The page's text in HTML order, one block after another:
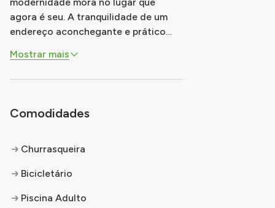
agora é seu. A tranquilidade de um
endereço aconchegante e prático
tudo que importa ao seu redor. Um
gente do bem...
Mostrar mais
Comodidades
Churrasqueira
Bicicletário
Piscina Adulto